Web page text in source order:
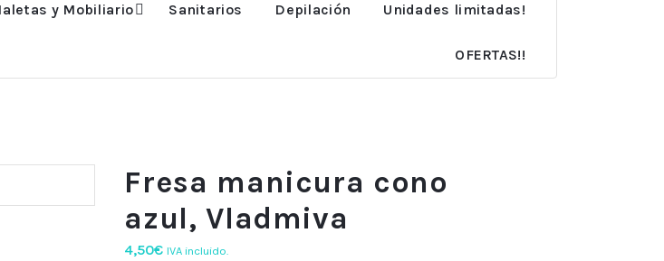
y Mobiliario Sanitarios Depilación Unidades limitadas!
OFERTAS!!
Fresa manicura cono
azul, Vladmiva
4,50€ IVA incluido.